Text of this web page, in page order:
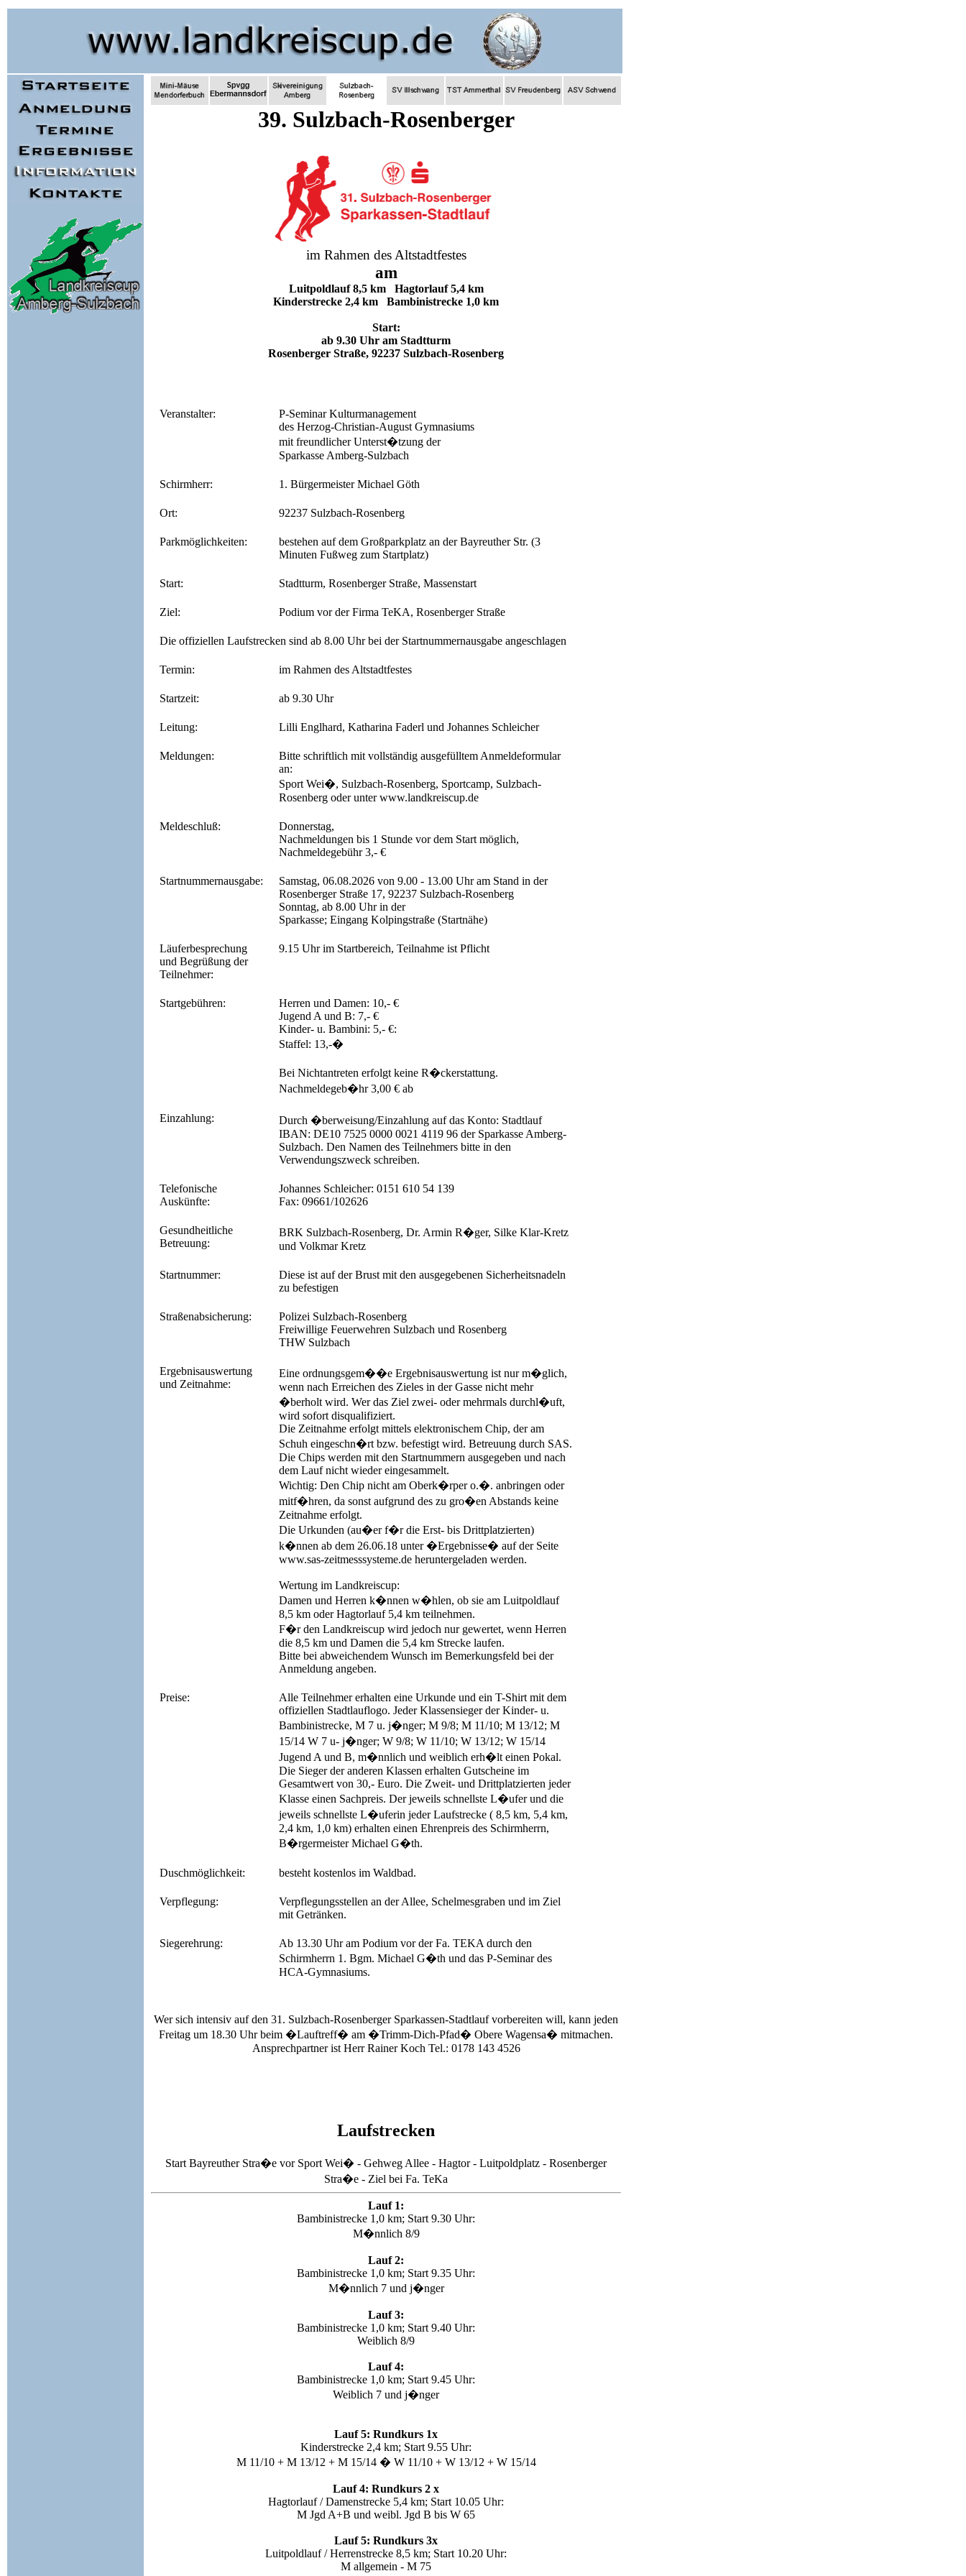
39. Sulzbach-Rosenberger
im Rahmen des Altstadtfestes
am
Luitpoldlauf 8,5 km Hagtorlauf 5,4 km
Kinderstrecke 2,4 km Bambinistrecke 1,0 km
Start:
ab 9.30 Uhr am Stadtturm
Rosenberger Straße, 92237 Sulzbach-Rosenberg
Veranstalter:
P-Seminar Kulturmanagement
des Herzog-Christian-August Gymnasiums
mit freundlicher Unterst�tzung der
Sparkasse Amberg-Sulzbach
Schirmherr: 1. Bürgermeister Michael Göth
Ort: 92237 Sulzbach-Rosenberg
Parkmöglichkeiten:
bestehen auf dem Großparkplatz an der Bayreuther Str. (3
Minuten Fußweg zum Startplatz)
Start: Stadtturm, Rosenberger Straße, Massenstart
Ziel: Podium vor der Firma TeKA, Rosenberger Straße
Die offiziellen Laufstrecken sind ab 8.00 Uhr bei der Startnummernausgabe angeschlagen
Termin: im Rahmen des Altstadtfestes
Startzeit: ab 9.30 Uhr
Leitung: Lilli Englhard, Katharina Faderl und Johannes Schleicher
Meldungen:
Bitte schriftlich mit vollständig ausgefülltem Anmeldeformular
an:
Sport Wei�, Sulzbach-Rosenberg, Sportcamp, Sulzbach-
Rosenberg oder unter www.landkreiscup.de
Meldeschluß:
Donnerstag,
Nachmeldungen bis 1 Stunde vor dem Start möglich,
Nachmeldegebühr 3,- €
Startnummernausgabe:
Samstag, 06.08.2026 von 9.00 - 13.00 Uhr am Stand in der
Rosenberger Straße 17, 92237 Sulzbach-Rosenberg
Sonntag, ab 8.00 Uhr in der
Sparkasse; Eingang Kolpingstraße (Startnähe)
Läuferbesprechung
und Begrüßung der
Teilnehmer:
9.15 Uhr im Startbereich, Teilnahme ist Pflicht
Startgebühren:
Herren und Damen: 10,- €
Jugend A und B: 7,- €
Kinder- u. Bambini: 5,- €:
Staffel: 13,-�
Bei Nichtantreten erfolgt keine R�ckerstattung.
Nachmeldegeb�hr 3,00 € ab
Einzahlung:
Durch �berweisung/Einzahlung auf das Konto: Stadtlauf
IBAN: DE10 7525 0000 0021 4119 96 der Sparkasse Amberg-
Sulzbach. Den Namen des Teilnehmers bitte in den
Verwendungszweck schreiben.
Telefonische
Auskünfte:
Johannes Schleicher: 0151 610 54 139
Fax: 09661/102626
Gesundheitliche
Betreuung:
BRK Sulzbach-Rosenberg, Dr. Armin R�ger, Silke Klar-Kretz
und Volkmar Kretz
Startnummer:
Diese ist auf der Brust mit den ausgegebenen Sicherheitsnadeln
zu befestigen
Straßenabsicherung:
Polizei Sulzbach-Rosenberg
Freiwillige Feuerwehren Sulzbach und Rosenberg
THW Sulzbach
Ergebnisauswertung
und Zeitnahme:
Eine ordnungsgem��e Ergebnisauswertung ist nur m�glich,
wenn nach Erreichen des Zieles in der Gasse nicht mehr
�berholt wird. Wer das Ziel zwei- oder mehrmals durchl�uft,
wird sofort disqualifiziert.
Die Zeitnahme erfolgt mittels elektronischem Chip, der am
Schuh eingeschn�rt bzw. befestigt wird. Betreuung durch SAS.
Die Chips werden mit den Startnummern ausgegeben und nach
dem Lauf nicht wieder eingesammelt.
Wichtig: Den Chip nicht am Oberk�rper o.�. anbringen oder
mitf�hren, da sonst aufgrund des zu gro�en Abstands keine
Zeitnahme erfolgt.
Die Urkunden (au�er f�r die Erst- bis Drittplatzierten)
k�nnen ab dem 26.06.18 unter �Ergebnisse� auf der Seite
www.sas-zeitmesssysteme.de heruntergeladen werden.
Wertung im Landkreiscup:
Damen und Herren k�nnen w�hlen, ob sie am Luitpoldlauf
8,5 km oder Hagtorlauf 5,4 km teilnehmen.
F�r den Landkreiscup wird jedoch nur gewertet, wenn Herren
die 8,5 km und Damen die 5,4 km Strecke laufen.
Bitte bei abweichendem Wunsch im Bemerkungsfeld bei der
Anmeldung angeben.
Preise:
Alle Teilnehmer erhalten eine Urkunde und ein T-Shirt mit dem
offiziellen Stadtlauflogo. Jeder Klassensieger der Kinder- u.
Bambinistrecke, M 7 u. j�nger; M 9/8; M 11/10; M 13/12; M
15/14 W 7 u- j�nger; W 9/8; W 11/10; W 13/12; W 15/14
Jugend A und B, m�nnlich und weiblich erh�lt einen Pokal.
Die Sieger der anderen Klassen erhalten Gutscheine im
Gesamtwert von 30,- Euro. Die Zweit- und Drittplatzierten jeder
Klasse einen Sachpreis. Der jeweils schnellste L�ufer und die
jeweils schnellste L�uferin jeder Laufstrecke ( 8,5 km, 5,4 km,
2,4 km, 1,0 km) erhalten einen Ehrenpreis des Schirmherrn,
B�rgermeister Michael G�th.
Duschmöglichkeit: besteht kostenlos im Waldbad.
Verpflegung:
Verpflegungsstellen an der Allee, Schelmesgraben und im Ziel
mit Getränken.
Siegerehrung:
Ab 13.30 Uhr am Podium vor der Fa. TEKA durch den
Schirmherrn 1. Bgm. Michael G�th und das P-Seminar des
HCA-Gymnasiums.
Wer sich intensiv auf den 31. Sulzbach-Rosenberger Sparkassen-Stadtlauf vorbereiten will, kann jeden
Freitag um 18.30 Uhr beim �Lauftreff� am �Trimm-Dich-Pfad� Obere Wagensa� mitmachen.
Ansprechpartner ist Herr Rainer Koch Tel.: 0178 143 4526
Laufstrecken
Start Bayreuther Stra�e vor Sport Wei� - Gehweg Allee - Hagtor - Luitpoldplatz - Rosenberger
Stra�e - Ziel bei Fa. TeKa
Lauf 1:
Bambinistrecke 1,0 km; Start 9.30 Uhr:
M�nnlich 8/9
Lauf 2:
Bambinistrecke 1,0 km; Start 9.35 Uhr:
M�nnlich 7 und j�nger
Lauf 3:
Bambinistrecke 1,0 km; Start 9.40 Uhr:
Weiblich 8/9
Lauf 4:
Bambinistrecke 1,0 km; Start 9.45 Uhr:
Weiblich 7 und j�nger
Lauf 5: Rundkurs 1x
Kinderstrecke 2,4 km; Start 9.55 Uhr:
M 11/10 + M 13/12 + M 15/14 � W 11/10 + W 13/12 + W 15/14
Lauf 4: Rundkurs 2 x
Hagtorlauf / Damenstrecke 5,4 km; Start 10.05 Uhr:
M Jgd A+B und weibl. Jgd B bis W 65
Lauf 5: Rundkurs 3x
Luitpoldlauf / Herrenstrecke 8,5 km; Start 10.20 Uhr:
M allgemein - M 75